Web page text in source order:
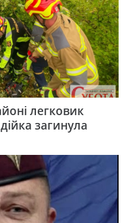
легковик
загинула